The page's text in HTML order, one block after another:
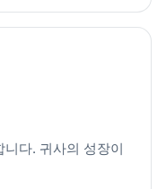
다. 귀사의 성장이